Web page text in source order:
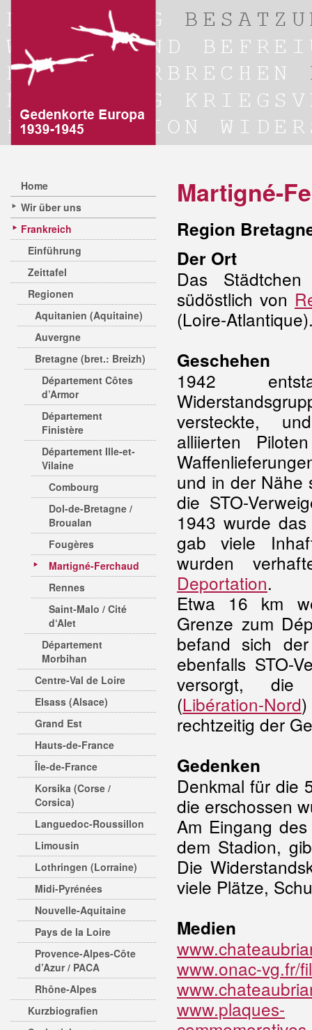
Home
Wir über uns
Frankreich
Einführung
Zeittafel
Regionen
Aquitanien (Aquitaine)
Auvergne
Bretagne (bret.: Breizh)
Département Côtes
d’Armor
Département
Finistère
Département Ille-et-
Vilaine
Combourg
Dol-de-Bretagne /
Broualan
Fougères
Martigné-Ferchaud
Rennes
Saint-Malo / Cité
d‘Alet
Département
Morbihan
Centre-Val de Loire
Elsass (Alsace)
Grand Est
Hauts-de-France
Île-de-France
Korsika (Corse /
Corsica)
Languedoc-Roussillon
Limousin
Lothringen (Lorraine)
Midi-Pyrénées
Nouvelle-Aquitaine
Pays de la Loire
Provence-Alpes-Côte
d’Azur / PACA
Rhône-Alpes
Kurzbiografien
Martigné-
Region
Der Ort
Das
südöstlich von
(Loire-
Geschehen
1942
versteckte,
alliierten
und in der Nähe
die STO-
1943 wurde
gab viele
wurden
Deportation.
Etwa 16 km
Grenze zum
befand sich
ebenfalls STO-
versorgt, die
(Libération-Nord
rechtzeitig der
Gedenken
Denkmal für die
die erschossen
Am Eingang
dem Stadion,
Die
viele Plätze,
Medien
www.onac-vg.fr/
www.plaques-